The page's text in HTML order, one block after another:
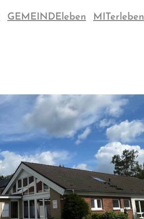
GEMEINDEleben MITerleben